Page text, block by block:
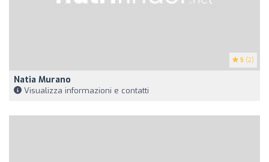
5 (2)
Natia Murano
Visualizza informazioni e contatti